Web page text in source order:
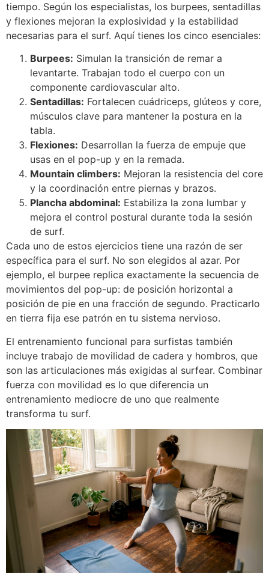
tiempo. Según los especialistas, los burpees, sentadillas
y flexiones mejoran la explosividad y la estabilidad
necesarias para el surf. Aquí tienes los cinco esenciales:
Burpees: Simulan la transición de remar a
levantarte. Trabajan todo el cuerpo con un
componente cardiovascular alto.
Sentadillas: Fortalecen cuádriceps, glúteos y core,
músculos clave para mantener la postura en la
tabla.
Flexiones: Desarrollan la fuerza de empuje que
usas en el pop-up y en la remada.
Mountain climbers: Mejoran la resistencia del core
y la coordinación entre piernas y brazos.
Plancha abdominal: Estabiliza la zona lumbar y
mejora el control postural durante toda la sesión
de surf.
Cada uno de estos ejercicios tiene una razón de ser
específica para el surf. No son elegidos al azar. Por
ejemplo, el burpee replica exactamente la secuencia de
movimientos del pop-up: de posición horizontal a
posición de pie en una fracción de segundo. Practicarlo
en tierra fija ese patrón en tu sistema nervioso.
El entrenamiento funcional para surfistas también
incluye trabajo de movilidad de cadera y hombros, que
son las articulaciones más exigidas al surfear. Combinar
fuerza con movilidad es lo que diferencia un
entrenamiento mediocre de uno que realmente
transforma tu surf.